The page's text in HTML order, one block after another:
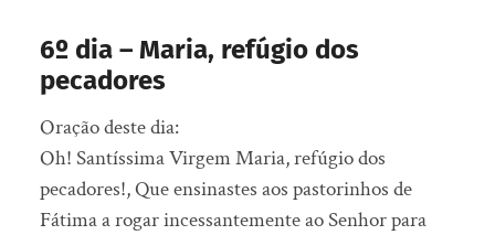
6º dia – Maria, refúgio dos
pecadores
Oração deste dia:
Oh! Santíssima Virgem Maria, refúgio dos
pecadores!, Que ensinastes aos pastorinhos de
Fátima a rogar incessantemente ao Senhor para